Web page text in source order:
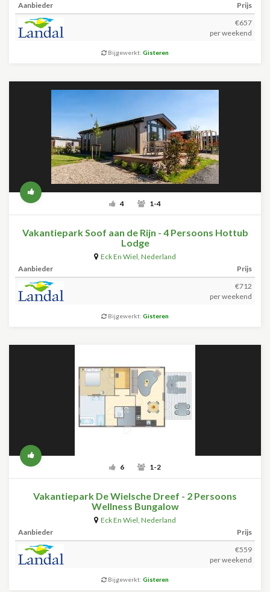
Aanbieder
Prijs
€657
per weekend
Bijgewerkt: Gisteren
4 1-4
Vakantiepark Soof aan de Rijn - 4 Persoons Hottub
Lodge
Eck En Wiel, Nederland
Aanbieder
Prijs
€712
per weekend
Bijgewerkt: Gisteren
6 1-2
Vakantiepark De Wielsche Dreef - 2 Persoons
Wellness Bungalow
Eck En Wiel, Nederland
Aanbieder
Prijs
€559
per weekend
Bijgewerkt: Gisteren